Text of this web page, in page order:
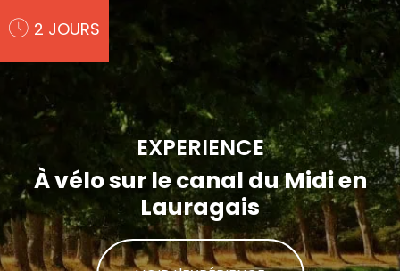
EXPERIENCE
À vélo sur le canal du Midi en
Lauragais
2 JOURS